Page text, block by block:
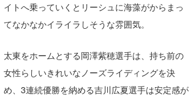
イトへ乗っていくとリーシュに海藻がからまっ
てなかなかイライラしそうな雰囲気。
太東をホームとする岡澤紫穂選手は、持ち前の
女性らしいきれいなノーズライディングを決
め、3連続優勝を納める吉川広夏選手は安定感が
VAGY
YUKI☆
たっちー